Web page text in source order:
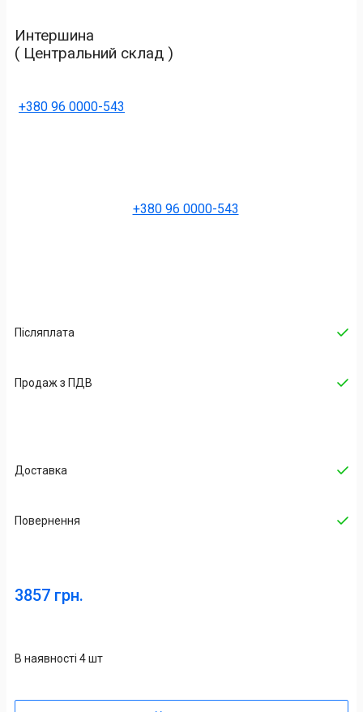
Интершина
( Центральний склад )
+380 96 0000-543
+380 96 0000-543
Післяплата
Продаж з ПДВ
Доставка
Повернення
3857 грн.
В наявності 4 шт